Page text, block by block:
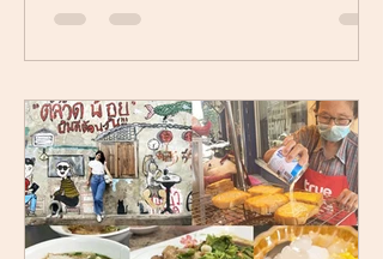
林都推荐的Patonggo Café 荣获米其林